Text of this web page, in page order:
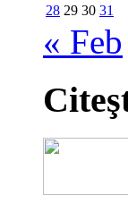
28 29 30 31
« Feb